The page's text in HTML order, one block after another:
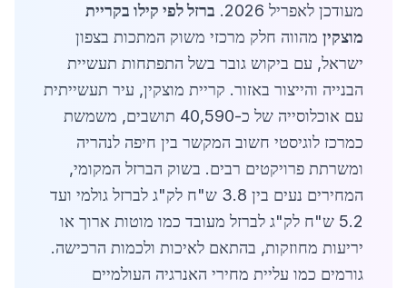
מעודכן לאפריל 2026.
ברזל לפי קילו בקריית
מוצקין מהווה חלק מרכזי משוק המתכות בצפון
ישראל, עם ביקוש גובר בשל התפתחות תעשיית
הבנייה והייצור באזור. קריית מוצקין, עיר תעשייתית
עם אוכלוסייה של כ-40,590 תושבים, משמשת
כמרכז לוגיסטי חשוב המקשר בין חיפה לנהריה
ומשרתת פרויקטים רבים. בשוק הברזל המקומי,
המחירים נעים בין 3.8 ש"ח לק"ג לברזל גולמי ועד
5.2 ש"ח לק"ג לברזל מעובד כמו מוטות ארוך או
יריעות מחוזקות, בהתאם לאיכות ולכמות הרכישה.
גורמים כמו עליית מחירי האנרגיה העולמיים